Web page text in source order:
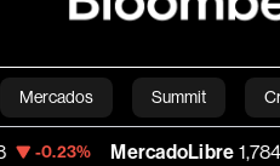
Mercados Summit
Economía Estilo
MercadoLibre 1,784.38 -